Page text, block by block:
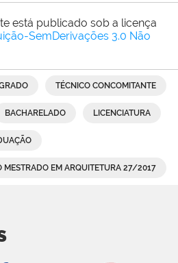
está publicado sob a licença
SemDerivações 3.0 Não
TÉCNICO CONCOMITANTE
BACHARELADO LICENCIATURA
MESTRADO EM ARQUITETURA 27/2017